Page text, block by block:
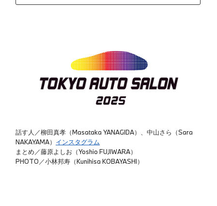
話す人／柳田真孝（Masataka YANAGIDA）、中山さら（Sara
NAKAYAMA） インスタグラム
まとめ／藤原よしお（Yoshio FUJIWARA）
PHOTO／小林邦寿（Kunihisa KOBAYASHI）